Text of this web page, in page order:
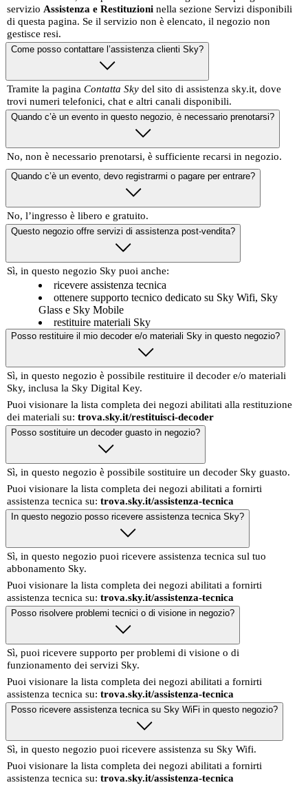
servizio Assistenza e Restituzioni nella sezione Servizi disponibili
di questa pagina. Se il servizio non è elencato, il negozio non
gestisce resi.
Come posso contattare l’assistenza clienti Sky?
Tramite la pagina Contatta Sky del sito di assistenza sky.it, dove
trovi numeri telefonici, chat e altri canali disponibili.
Quando c’è un evento in questo negozio, è necessario prenotarsi?
No, non è necessario prenotarsi, è sufficiente recarsi in negozio.
Quando c’è un evento, devo registrarmi o pagare per entrare?
No, l’ingresso è libero e gratuito.
Questo negozio offre servizi di assistenza post-vendita?
Sì, in questo negozio Sky puoi anche:
ricevere assistenza tecnica
ottenere supporto tecnico dedicato su Sky Wifi, Sky
Glass e Sky Mobile
restituire materiali Sky
Posso restituire il mio decoder e/o materiali Sky in questo negozio?
Sì, in questo negozio è possibile restituire il decoder e/o materiali
Sky, inclusa la Sky Digital Key.
Puoi visionare la lista completa dei negozi abilitati alla restituzione
dei materiali su: trova.sky.it/restituisci-decoder
Posso sostituire un decoder guasto in negozio?
Sì, in questo negozio è possibile sostituire un decoder Sky guasto.
Puoi visionare la lista completa dei negozi abilitati a fornirti
assistenza tecnica su: trova.sky.it/assistenza-tecnica
In questo negozio posso ricevere assistenza tecnica Sky?
Sì, in questo negozio puoi ricevere assistenza tecnica sul tuo
abbonamento Sky.
Puoi visionare la lista completa dei negozi abilitati a fornirti
assistenza tecnica su: trova.sky.it/assistenza-tecnica
Posso risolvere problemi tecnici o di visione in negozio?
Sì, puoi ricevere supporto per problemi di visione o di
funzionamento dei servizi Sky.
Puoi visionare la lista completa dei negozi abilitati a fornirti
assistenza tecnica su: trova.sky.it/assistenza-tecnica
Posso ricevere assistenza tecnica su Sky WiFi in questo negozio?
Sì, in questo negozio puoi ricevere assistenza su Sky Wifi.
Puoi visionare la lista completa dei negozi abilitati a fornirti
assistenza tecnica su: trova.sky.it/assistenza-tecnica